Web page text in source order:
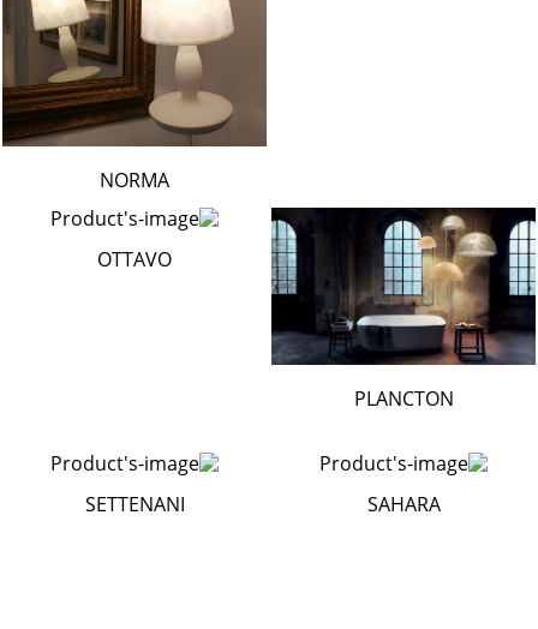
NORMA
PLANCTON
OTTAVO
SAHARA
SETTENANI